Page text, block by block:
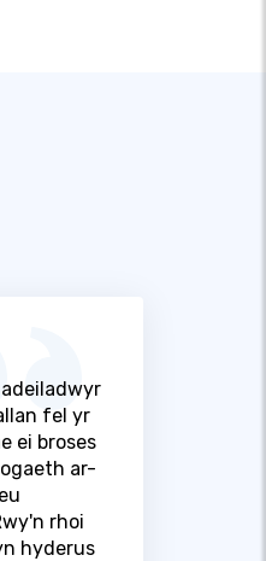
fel yr
ei broses
ar-
rhoi
hyderus